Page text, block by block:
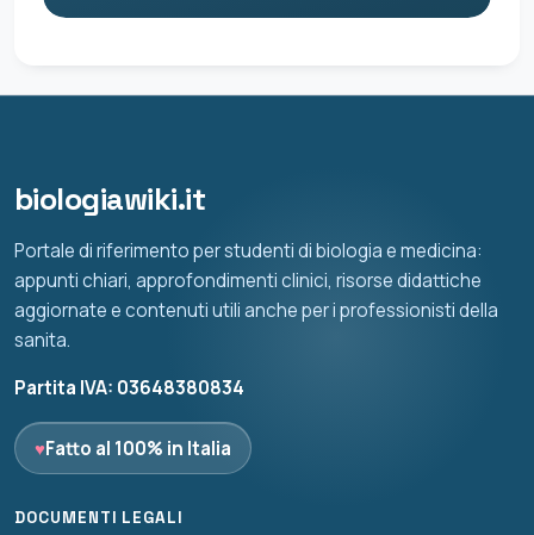
biologiawiki.it
Portale di riferimento per studenti di biologia e medicina:
appunti chiari, approfondimenti clinici, risorse didattiche
aggiornate e contenuti utili anche per i professionisti della
sanita.
Partita IVA: 03648380834
♥Fatto al 100% in Italia
DOCUMENTI LEGALI